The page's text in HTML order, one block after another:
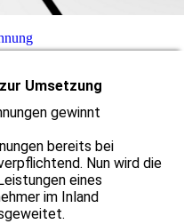
Umsetzung
gewinnt
bereits bei
Nun wird die
eines
im Inland